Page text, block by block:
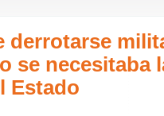
derrotarse
se necesitaba
Estado